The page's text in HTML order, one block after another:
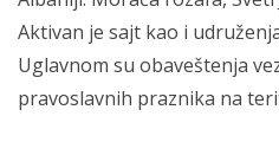
Aktivan je sajt kao i
Uglavnom su obaveštenja
pravoslavnih praznika na